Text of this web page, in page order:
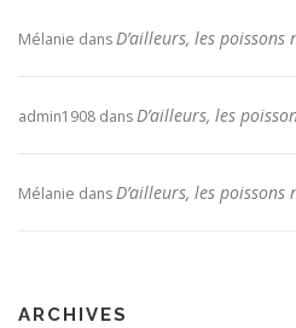
Mélanie dansD’ailleurs, les poissons
admin1908 dansD’ailleurs, les
Mélanie dansD’ailleurs, les poissons
ARCHIVES